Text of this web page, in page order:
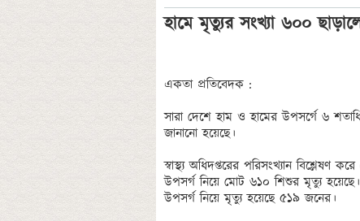
হামে মৃত্যুর সংখ্যা ৬০০
একতা প্রতিবেদক :
সারা দেশে হাম ও হামের উপসর্গে ৬
জানানো হয়েছে।
স্বাস্থ্য অধিদপ্তরের পরিসংখ্যান
উপসর্গ নিয়ে মোট ৬১০ শিশুর মৃত্যু হয়েছে।
উপসর্গ নিয়ে মৃত্যু হয়েছে ৫১৯ জনের।